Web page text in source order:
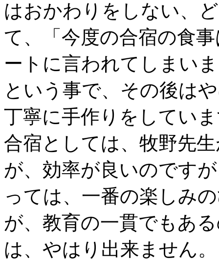
はおかわりをしない、
て、「今度の合宿の食
ートに言われてしまい
という事で、その後は
丁寧に手作りをしてい
合宿としては、牧野先
が、効率が良いのです
っては、一番の楽しみ
が、教育の一貫でもあ
は、やはり出来ません。